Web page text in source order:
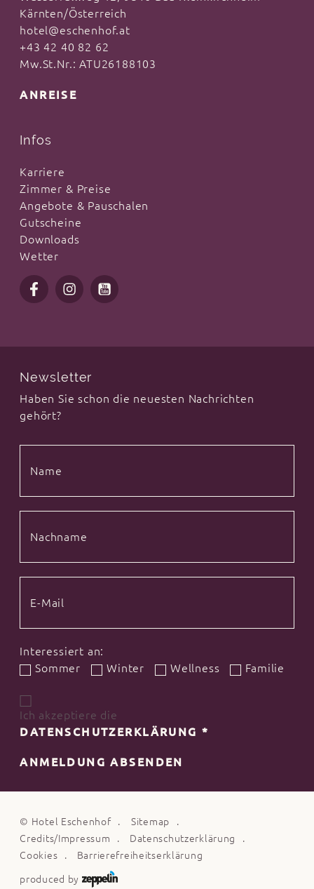
Kosmetikspiegel, WC (getrennt), Flachbild-
Sat-TV, Radio, WLAN, Schreibtisch,
Badetasche mit Bade- und Saunatücher, für
der Rezeption erhältlich.
erlaubt!
Kärnten/Österreich
hotel@eschenhof.at
+43 42 40 82 62
Mw.St.Nr.: ATU26188103
ANREISE
Infos
Karriere
Zimmer & Preise
Angebote & Pauschalen
Gutscheine
Downloads
Wetter
Newsletter
Haben Sie schon die neuesten Nachrichten
gehört?
Interessiert an:
Sommer
Winter Wellness Familie
Ich akzeptiere die
DATENSCHUTZERKLÄRUNG*
ANMELDUNG ABSENDEN
© Hotel Eschenhof
Sitemap
Credits/Impressum
Datenschutzerklärung
Cookies
Barrierefreiheitserklärung
produced by